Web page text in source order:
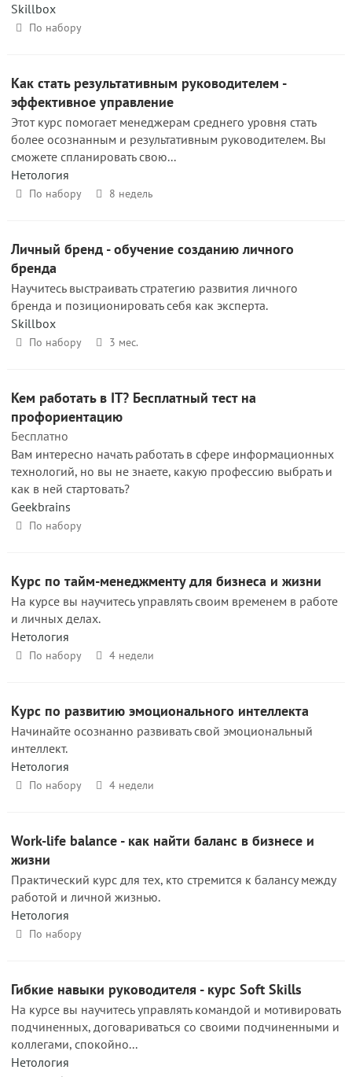
Skillbox
По набору
Как стать результативным руководителем -
эффективное управление
Этот курс помогает менеджерам среднего уровня стать
более осознанным и результативным руководителем. Вы
сможете спланировать свою...
Нетология
По набору 8 недель
Личный бренд - обучение созданию личного
бренда
Научитесь выстраивать стратегию развития личного
бренда и позиционировать себя как эксперта.
Skillbox
По набору 3 мес.
Кем работать в IT? Бесплатный тест на
профориентацию
Бесплатно
Вам интересно начать работать в сфере информационных
технологий, но вы не знаете, какую профессию выбрать и
как в ней стартовать?
Geekbrains
По набору
Курс по тайм-менеджменту для бизнеса и жизни
На курсе вы научитесь управлять своим временем в работе
и личных делах.
Нетология
По набору 4 недели
Курс по развитию эмоционального интеллекта
Начинайте осознанно развивать свой эмоциональный
интеллект.
Нетология
По набору 4 недели
Work-life balance - как найти баланс в бизнесе и
жизни
Практический курс для тех, кто стремится к балансу между
работой и личной жизнью.
Нетология
По набору
Гибкие навыки руководителя - курс Soft Skills
На курсе вы научитесь управлять командой и мотивировать
подчиненных, договариваться со своими подчиненными и
коллегами, спокойно...
Нетология